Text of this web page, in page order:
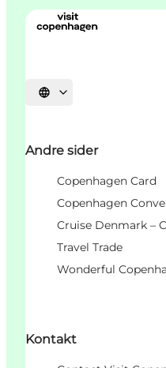
Select language
Andre sider
Copenhagen Card
Copenhagen
Cruise Denmark –
Travel Trade
Wonderful
Kontakt